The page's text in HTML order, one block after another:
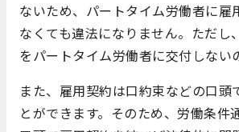
ないため、パートタイム労働者に雇
なくても違法になりません。ただし
をパートタイム労働者に交付しない
また、雇用契約は口約束などの口頭
とができます。そのため、労働条件